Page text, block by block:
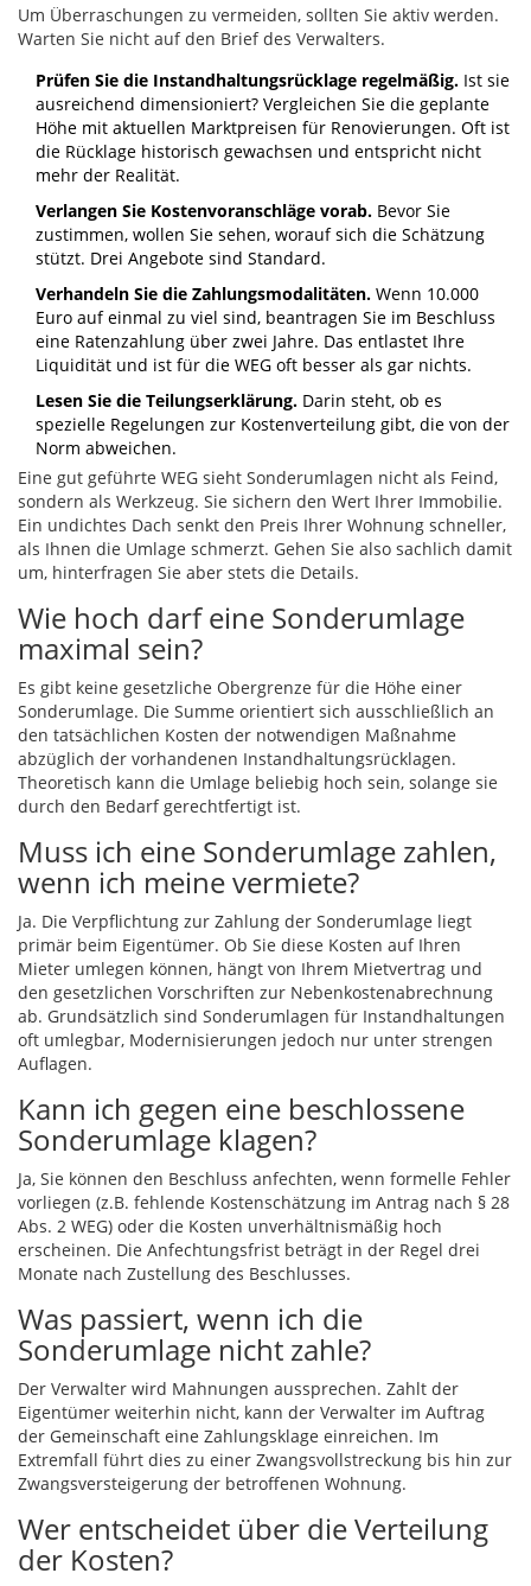
Um Überraschungen zu vermeiden, sollten Sie aktiv werden.
Warten Sie nicht auf den Brief des Verwalters.
Prüfen Sie die Instandhaltungsrücklage regelmäßig. Ist sie
ausreichend dimensioniert? Vergleichen Sie die geplante
Höhe mit aktuellen Marktpreisen für Renovierungen. Oft ist
die Rücklage historisch gewachsen und entspricht nicht
mehr der Realität.
Verlangen Sie Kostenvoranschläge vorab. Bevor Sie
zustimmen, wollen Sie sehen, worauf sich die Schätzung
stützt. Drei Angebote sind Standard.
Verhandeln Sie die Zahlungsmodalitäten. Wenn 10.000
Euro auf einmal zu viel sind, beantragen Sie im Beschluss
eine Ratenzahlung über zwei Jahre. Das entlastet Ihre
Liquidität und ist für die WEG oft besser als gar nichts.
Lesen Sie die Teilungserklärung. Darin steht, ob es
spezielle Regelungen zur Kostenverteilung gibt, die von der
Norm abweichen.
Eine gut geführte WEG sieht Sonderumlagen nicht als Feind,
sondern als Werkzeug. Sie sichern den Wert Ihrer Immobilie.
Ein undichtes Dach senkt den Preis Ihrer Wohnung schneller,
als Ihnen die Umlage schmerzt. Gehen Sie also sachlich damit
um, hinterfragen Sie aber stets die Details.
Wie hoch darf eine Sonderumlage
maximal sein?
Es gibt keine gesetzliche Obergrenze für die Höhe einer
Sonderumlage. Die Summe orientiert sich ausschließlich an
den tatsächlichen Kosten der notwendigen Maßnahme
abzüglich der vorhandenen Instandhaltungsrücklagen.
Theoretisch kann die Umlage beliebig hoch sein, solange sie
durch den Bedarf gerechtfertigt ist.
Muss ich eine Sonderumlage zahlen,
wenn ich meine vermiete?
Ja. Die Verpflichtung zur Zahlung der Sonderumlage liegt
primär beim Eigentümer. Ob Sie diese Kosten auf Ihren
Mieter umlegen können, hängt von Ihrem Mietvertrag und
den gesetzlichen Vorschriften zur Nebenkostenabrechnung
ab. Grundsätzlich sind Sonderumlagen für Instandhaltungen
oft umlegbar, Modernisierungen jedoch nur unter strengen
Auflagen.
Kann ich gegen eine beschlossene
Sonderumlage klagen?
Ja, Sie können den Beschluss anfechten, wenn formelle Fehler
vorliegen (z.B. fehlende Kostenschätzung im Antrag nach § 28
Abs. 2 WEG) oder die Kosten unverhältnismäßig hoch
erscheinen. Die Anfechtungsfrist beträgt in der Regel drei
Monate nach Zustellung des Beschlusses.
Was passiert, wenn ich die
Sonderumlage nicht zahle?
Der Verwalter wird Mahnungen aussprechen. Zahlt der
Eigentümer weiterhin nicht, kann der Verwalter im Auftrag
der Gemeinschaft eine Zahlungsklage einreichen. Im
Extremfall führt dies zu einer Zwangsvollstreckung bis hin zur
Zwangsversteigerung der betroffenen Wohnung.
Wer entscheidet über die Verteilung
der Kosten?